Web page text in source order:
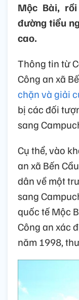
Mộc Bài,
đường tiểu
cao.
Thông tin từ
Công an xã
chặn và giải
bị các đối
sang
Cụ thể, vào
an xã Bến
dân về một
sang
quốc tế Mộc
Công an xác
năm 1998,